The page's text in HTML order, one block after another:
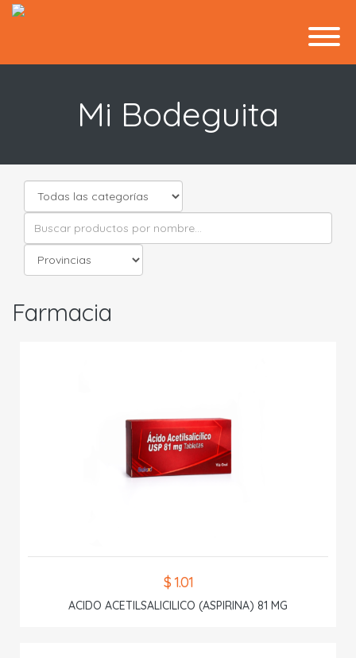
Mi Bodeguita
Farmacia
$ 1.01
ACIDO ACETILSALICILICO (ASPIRINA) 81 MG